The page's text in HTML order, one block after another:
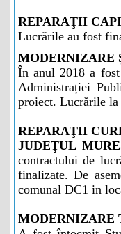
REPARAŢII
Lucrările au fost
MODERNIZARE
În anul 2018 a
Administrației
proiect. Lucrările la
REPARAŢII
JUDEŢUL
contractului de
finalizate. De
comunal DC1 in
MODERNIZARE